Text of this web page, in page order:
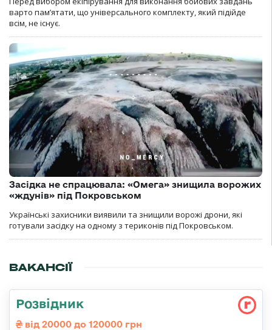
варто пам’ятати, що універсального комплекту, який підійде
всім, не існує.
Засідка не спрацювала: «Омега» знищила ворожих
«ждунів» під Покровськом
Українські захисники виявили та знищили ворожі дрони, які
готували засідку на одному з териконів під Покровськом.
ВАКАНСІЇ
Розвідник
від 20000 до 120000 грн